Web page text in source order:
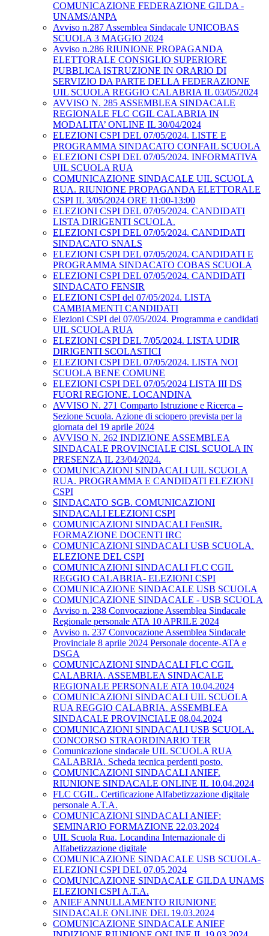
COMUNICAZIONE FEDERAZIONE GILDA -
UNAMS/ANPA
Avviso n.287 Assemblea Sindacale UNICOBAS
SCUOLA 3 MAGGIO 2024
Avviso n.286 RIUNIONE PROPAGANDA
ELETTORALE CONSIGLIO SUPERIORE
PUBBLICA ISTRUZIONE IN ORARIO DI
SERVIZIO DA PARTE DELLA FEDERAZIONE
UIL SCUOLA REGGIO CALABRIA IL 03/05/2024
AVVISO N. 285 ASSEMBLEA SINDACALE
REGIONALE FLC CGIL CALABRIA IN
MODALITA’ ONLINE IL 30/04/2024
ELEZIONI CSPI DEL 07/05/2024. LISTE E
PROGRAMMA SINDACATO CONFAIL SCUOLA
ELEZIONI CSPI DEL 07/05/2024. INFORMATIVA
UIL SCUOLA RUA
COMUNICAZIONE SINDACALE UIL SCUOLA
RUA. RIUNIONE PROPAGANDA ELETTORALE
CSPI IL 3/05/2024 ORE 11:00-13:00
ELEZIONI CSPI DEL 07/05/2024. CANDIDATI
LISTA DIRIGENTI SCUOLA.
ELEZIONI CSPI DEL 07/05/2024. CANDIDATI
SINDACATO SNALS
ELEZIONI CSPI DEL 07/05/2024. CANDIDATI E
PROGRAMMA SINDACATO COBAS SCUOLA
ELEZIONI CSPI DEL 07/05/2024. CANDIDATI
SINDACATO FENSIR
ELEZIONI CSPI del 07/05/2024. LISTA
CAMBIAMENTI CANDIDATI
Elezioni CSPI del 07/05/2024. Programma e candidati
UIL SCUOLA RUA
ELEZIONI CSPI DEL 7/05/2024. LISTA UDIR
DIRIGENTI SCOLASTICI
ELEZIONI CSPI DEL 07/05/2024. LISTA NOI
SCUOLA BENE COMUNE
ELEZIONI CSPI DEL 07/05/2024 LISTA III DS
FUORI REGIONE. LOCANDINA
AVVISO N. 271 Comparto Istruzione e Ricerca –
Sezione Scuola. Azione di sciopero prevista per la
giornata del 19 aprile 2024
AVVISO N. 262 INDIZIONE ASSEMBLEA
SINDACALE PROVINCIALE CISL SCUOLA IN
PRESENZA IL 23/04/2024.
COMUNICAZIONI SINDACALI UIL SCUOLA
RUA. PROGRAMMA E CANDIDATI ELEZIONI
CSPI
SINDACATO SGB. COMUNICAZIONI
SINDACALI ELEZIONI CSPI
COMUNICAZIONI SINDACALI FenSIR.
FORMAZIONE DOCENTI IRC
COMUNICAZIONI SINDACALI USB SCUOLA.
ELEZIONE DEL CSPI
COMUNICAZIONI SINDACALI FLC CGIL
REGGIO CALABRIA- ELEZIONI CSPI
COMUNICAZIONE SINDACALE USB SCUOLA
COMUNICAZIONE SINDACALE - USB SCUOLA
Avviso n. 238 Convocazione Assemblea Sindacale
Regionale personale ATA 10 APRILE 2024
Avviso n. 237 Convocazione Assemblea Sindacale
Provinciale 8 aprile 2024 Personale docente-ATA e
DSGA
COMUNICAZIONI SINDACALI FLC CGIL
CALABRIA. ASSEMBLEA SINDACALE
REGIONALE PERSONALE ATA 10.04.2024
COMUNICAZIONI SINDACALI UIL SCUOLA
RUA REGGIO CALABRIA. ASSEMBLEA
SINDACALE PROVINCIALE 08.04.2024
COMUNICAZIONI SINDACALI USB SCUOLA.
CONCORSO STRAORDINARIO TER
Comunicazione sindacale UIL SCUOLA RUA
CALABRIA. Scheda tecnica perdenti posto.
COMUNICAZIONI SINDACALI ANIEF.
RIUNIONE SINDACALE ONLINE IL 10.04.2024
FLC CGIL. Certificazione Alfabetizzazione digitale
personale A.T.A.
COMUNICAZIONI SINDACALI ANIEF:
SEMINARIO FORMAZIONE 22.03.2024
UIL Scuola Rua. Locandina Internazionale di
Alfabetizzazione digitale
COMUNICAZIONE SINDACALE USB SCUOLA-
ELEZIONI CSPI DEL 07.05.2024
COMUNICAZIONE SINDACALE GILDA UNAMS
ELEZIONI CSPI A.T.A.
ANIEF ANNULLAMENTO RIUNIONE
SINDACALE ONLINE DEL 19.03.2024
COMUNICAZIONE SINDACALE ANIEF